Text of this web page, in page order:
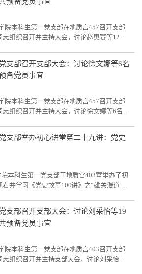
作等进行民主评议党员。本次会议应到党
中，被评议...
院本科生第一党支部在地质宫457召开支部
组织召开并主持大会，讨论赵奥赛等12名
习宣传贯彻党的二十大精神。之后，由王洪
议流程做简要说明：出席的党员及预备党
报，要认真地...
支部召开支部大会：讨论徐文娜等6名
备党员事宜
院本科生第一党支部在地质宫457召开支部
组织召开并主持大会，讨论徐文娜等6名发
苗英楠老师、张淑红老师到会指导。首先，
党员学习宣传贯彻党的二十大精神。之
议目的和会议流...
支部举办初心讲堂第二十九讲：党史
本科生第一党支部于地质宫403室举办了初
并学习《党史故事100讲》之“雄关漫道 三
征中四渡赤水，最终成功会师的故事。遵义
途中，处于国民党几十万重兵围追堵截的
，粉碎了...
支部召开支部大会：讨论刘采怡等19
预备党员事宜
院本科生第一党支部在地质宫403召开支部
组织召开并主持支部大会，讨论刘采怡、